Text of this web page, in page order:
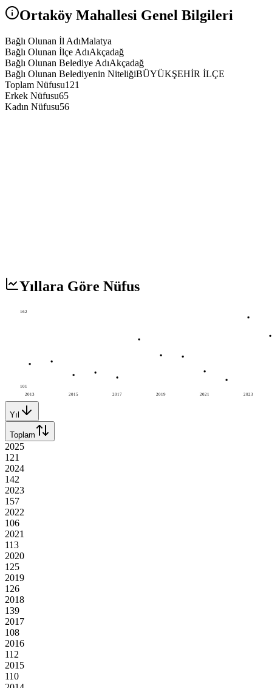
Ortaköy Mahallesi Genel Bilgileri
Bağlı Olunan İl AdıMalatya
Bağlı Olunan İlçe AdıAkçadağ
Bağlı Olunan Belediye AdıAkçadağ
Bağlı Olunan Belediyenin NiteliğiBÜYÜKŞEHİR İLÇE
Toplam Nüfusu121
Erkek Nüfusu65
Kadın Nüfusu56
Yıllara Göre Nüfus
2013 2015 2017 2019 2021 2023
162
101
Yıl
Toplam
2025
121
2024
142
2023
157
2022
106
2021
113
2020
125
2019
126
2018
139
2017
108
2016
112
2015
110